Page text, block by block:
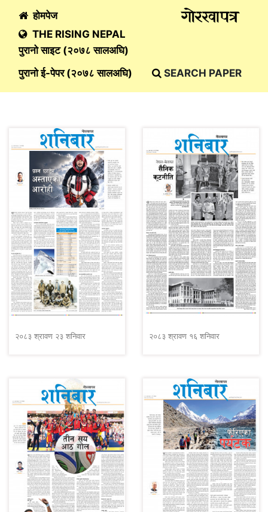
होमपेज
THE RISING NEPAL
पुरानो साइट (२०७८ सालअघि)
पुरानो ई-पेपर (२०७८ सालअघि)
SEARCH PAPER
२०८३ श्रावण २३ शनिवार २०८३ श्रावण १६ शनिवार